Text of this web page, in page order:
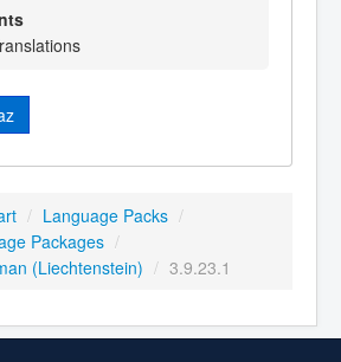
/ Language Packs /
Packages /
(Liechtenstein) / 3.9.23.1